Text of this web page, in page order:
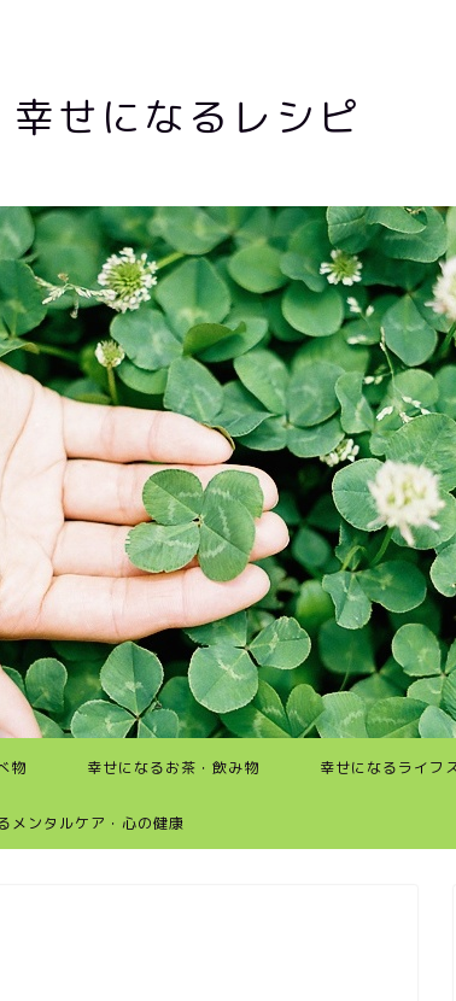
幸せになるレシピ
物 幸せになるお茶・飲み物 幸せになるライフ
メンタルケア・心の健康